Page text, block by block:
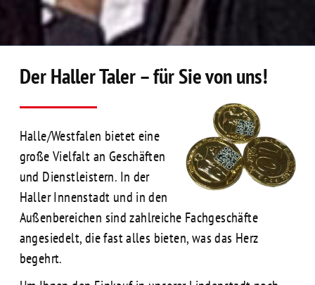
Der Haller Taler – für Sie von uns!
Halle/Westfalen bietet eine
große Vielfalt an Geschäften
und Dienstleistern. In der
Haller Innenstadt und in den
Außenbereichen sind zahlreiche Fachgeschäfte
angesiedelt, die fast alles bieten, was das Herz
begehrt.